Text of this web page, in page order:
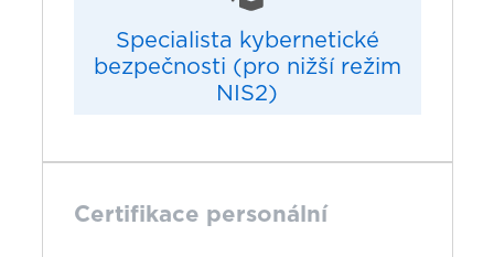
Specialista kybernetické
bezpečnosti (pro nižší režim
NIS2)
Certifikace personální